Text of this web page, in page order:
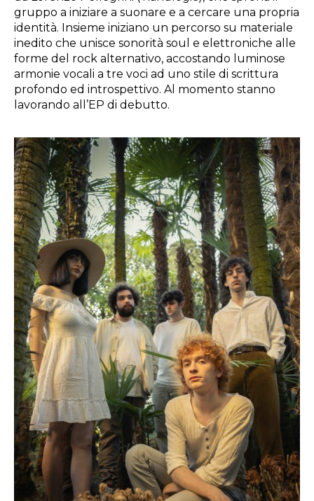
gruppo a iniziare a suonare e a cercare una propria
identità. Insieme iniziano un percorso su materiale
inedito che unisce sonorità soul e elettroniche alle
forme del rock alternativo, accostando luminose
armonie vocali a tre voci ad uno stile di scrittura
profondo ed introspettivo. Al momento stanno
lavorando all’EP di debutto.